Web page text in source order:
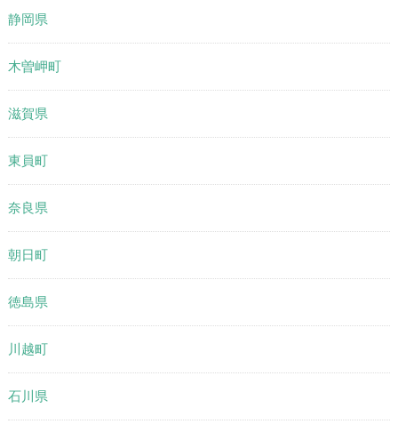
静岡県
木曽岬町
滋賀県
東員町
奈良県
朝日町
徳島県
川越町
石川県